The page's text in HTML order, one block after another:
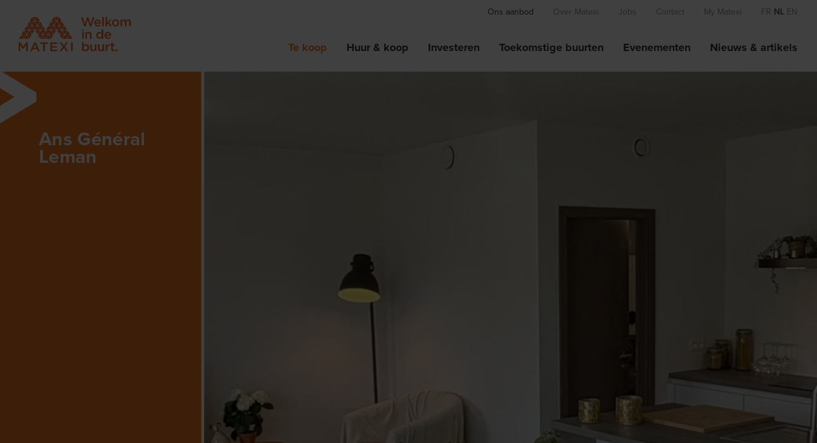
Ons aanbod Over Matexi Jobs Contact My Matexi FR NL EN
Te koop Huur & koop Investeren Toekomstige buurten Evenementen Nieuws & artikels
Ans Général
Leman